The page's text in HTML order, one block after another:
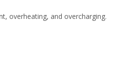
overheating, and overcharging.